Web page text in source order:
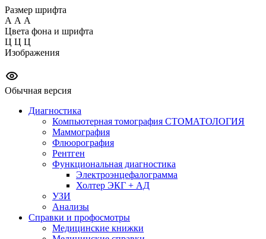
Размер шрифта
А А А
Цвета фона и шрифта
Ц Ц Ц
Изображения
Обычная версия
Диагностика
Компьютерная томография СТОМАТОЛОГИЯ
Маммография
Флюорография
Рентген
Функциональная диагностика
Электроэнцефалограмма
Холтер ЭКГ + АД
УЗИ
Анализы
Справки и профосмотры
Медицинские книжки